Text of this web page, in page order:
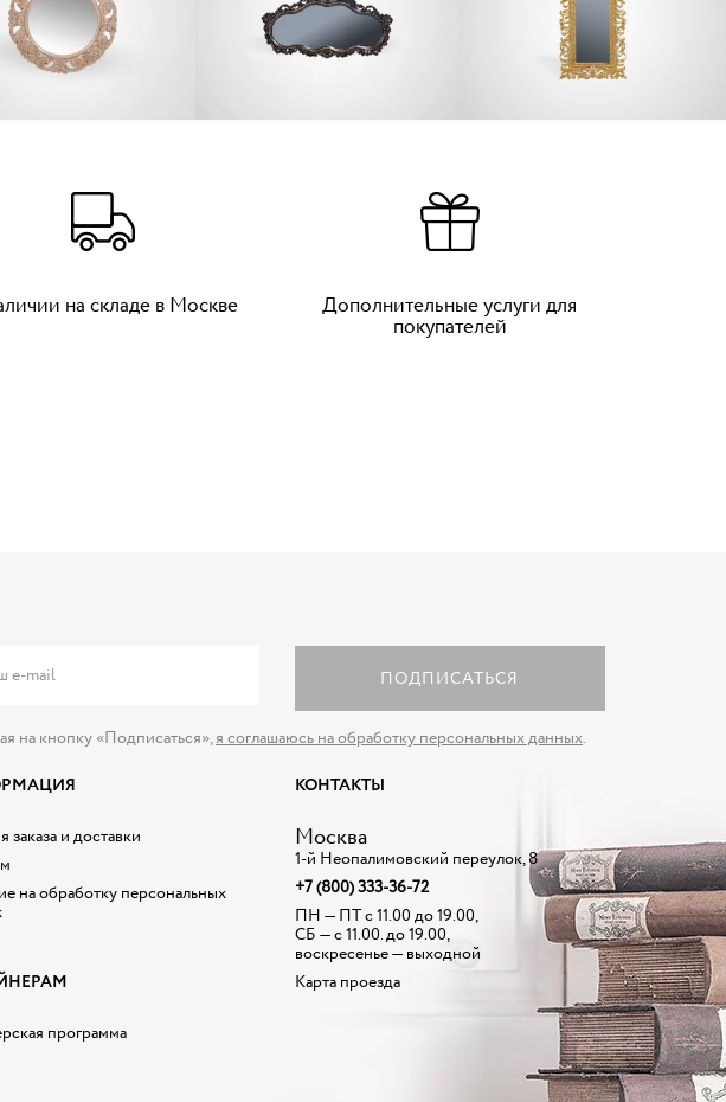
на складе в Москве Дополнительные услуги для
покупателей
ПОДПИСАТЬСЯ
на кнопку «Подписаться»,я соглашаюсь на обработку персональных данных.
заказа и доставки
на обработку персональных
программа
КОНТАКТЫ
Москва
1-й Неопалимовский переулок, 8
+7 (800) 333-36-72
ПН — ПТ с 11.00 до 19.00,
СБ — с 11.00. до 19.00,
воскресенье — выходной
Карта проезда